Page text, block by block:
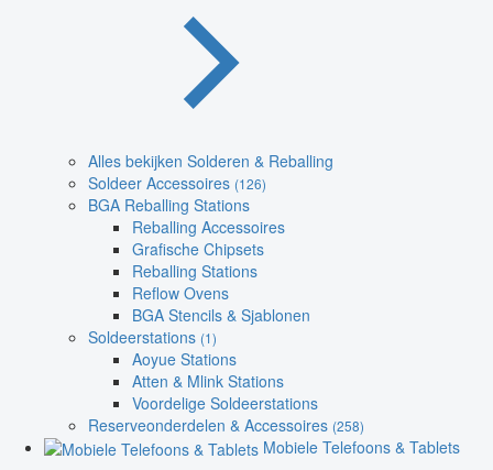
Alles bekijken Solderen & Reballing
Soldeer Accessoires (126)
BGA Reballing Stations
Reballing Accessoires
Grafische Chipsets
Reballing Stations
Reflow Ovens
BGA Stencils & Sjablonen
Soldeerstations (1)
Aoyue Stations
Atten & Mlink Stations
Voordelige Soldeerstations
Reserveonderdelen & Accessoires (258)
Mobiele Telefoons & Tablets